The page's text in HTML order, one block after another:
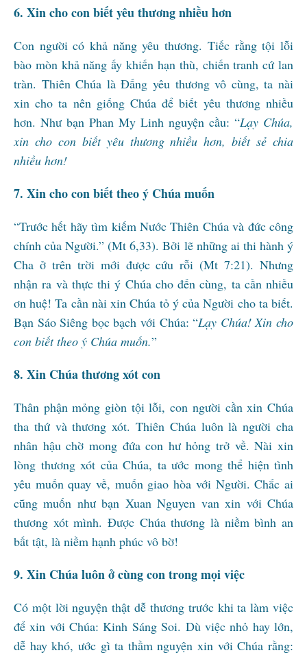
6. Xin cho con biết yêu thương nhiều hơn
Con người có khả năng yêu thương. Tiếc rằng tội lỗi
bào mòn khả năng ấy khiến hạn thù, chiến tranh cứ lan
tràn. Thiên Chúa là Đấng yêu thương vô cùng, ta nài
xin cho ta nên giống Chúa để biết yêu thương nhiều
hơn. Như bạn Phan My Linh nguyện cầu: “Lạy Chúa,
xin cho con biết yêu thương nhiều hơn, biết sẻ chia
nhiều hơn!
7. Xin cho con biết theo ý Chúa muốn
“Trước hết hãy tìm kiếm Nước Thiên Chúa và đức công
chính của Người.” (Mt 6,33). Bởi lẽ những ai thi hành ý
Cha ở trên trời mới được cứu rỗi (Mt 7:21). Nhưng
nhận ra và thực thi ý Chúa cho đến cùng, ta cần nhiều
ơn huệ! Ta cần nài xin Chúa tỏ ý của Người cho ta biết.
Bạn Sáo Siêng bọc bạch với Chúa: “Lạy Chúa! Xin cho
con biết theo ý Chúa muốn.”
8. Xin Chúa thương xót con
Thân phận mỏng giòn tội lỗi, con người cần xin Chúa
tha thứ và thương xót. Thiên Chúa luôn là người cha
nhân hậu chờ mong đứa con hư hỏng trở về. Nài xin
lòng thương xót của Chúa, ta ước mong thể hiện tình
yêu muốn quay về, muốn giao hòa với Người. Chắc ai
cũng muốn như bạn Xuan Nguyen van xin với Chúa
thương xót mình. Được Chúa thương là niềm bình an
bất tật, là niềm hạnh phúc vô bờ!
9. Xin Chúa luôn ở cùng con trong mọi việc
Có một lời nguyện thật dễ thương trước khi ta làm việc
để xin với Chúa: Kinh Sáng Soi. Dù việc nhỏ hay lớn,
dễ hay khó, ước gì ta thầm nguyện xin với Chúa rằng: